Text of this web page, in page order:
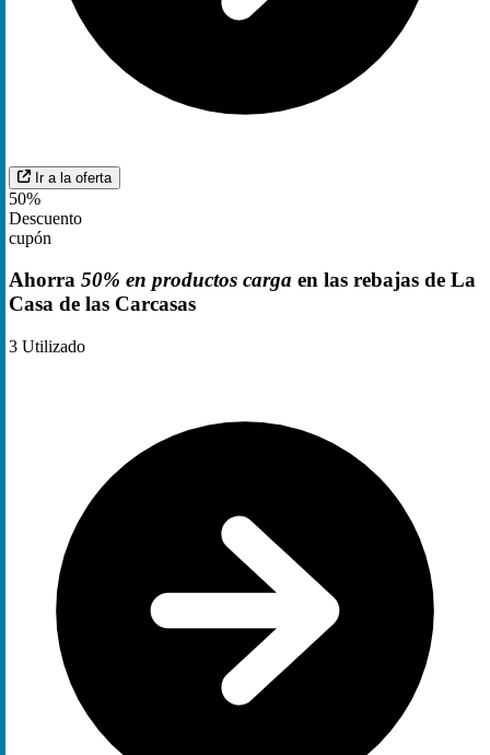
Ir a la oferta
50%
Descuento
cupón
Ahorra 50% en productos carga en las rebajas de La
Casa de las Carcasas
3 Utilizado